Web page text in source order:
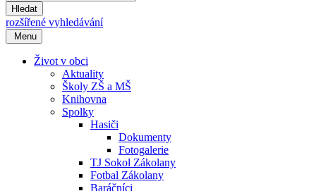
Hledat
rozšířené vyhledávání
Menu
Život v obci
Aktuality
Školy ZŠ a MŠ
Knihovna
Spolky
Hasiči
Dokumenty
Fotogalerie
TJ Sokol Zákolany
Fotbal Zákolany
Baráčníci